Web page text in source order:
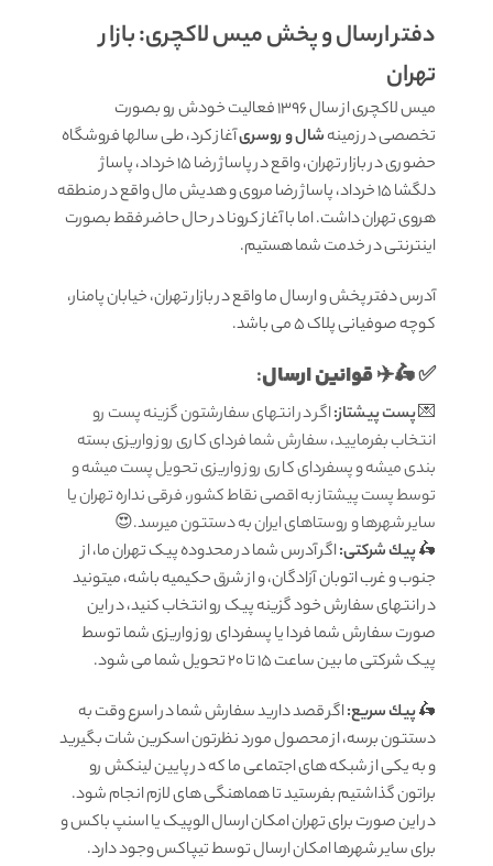
دفتر ارسال و پخش میس لاکچری: بازار
تهران
میس لاکچری از سال 1396 فعالیت خودش رو بصورت
تخصصی در زمینهشال و روسریآغاز کرد، طی سالها فروشگاه
حضوری در بازار تهران، واقع در پاساژ رضا 15 خرداد، پاساژ
دلگشا 15 خرداد، پاساژ رضا مروی و هدیش مال واقع در منطقه
هروی تهران داشت. اما با آغاز کرونا در حال حاضر فقط بصورت
اینترنتی در خدمت شما هستیم.
آدرس دفتر پخش و ارسال ما واقع در بازار تهران، خیابان پامنار،
کوچه صوفیانی پلاک 5 می باشد.
✅ 🛵✈️قوانين ارسال:
💌پست پیشتاز:اگر در انتهای سفارشتون گزینه پست رو
انتخاب بفرمایید، سفارش شما فردای کاری روز واریزی بسته
بندی میشه و پسفردای کاری روز واریزی تحویل پست میشه و
توسط پست پیشتاز به اقصی نقاط کشور، فرقی نداره تهران یا
سایر شهرها و روستاهای ایران به دستتون میرسد.😍
🛵پيك شرکتی:اگر آدرس شما در محدوده پیک تهران ما، از
جنوب و غرب اتوبان آزادگان، و از شرق حکیمیه باشه، میتونید
در انتهای سفارش خود گزینه پیک رو انتخاب کنید، در این
صورت سفارش شما فردا یا پسفردای روز واريزى شما توسط
پیک شرکتی ما بين ساعت ۱۵ تا ٢٠ تحويل شما مى شود.
🛵پيك سریع:اگر قصد دارید سفارش شما در اسرع وقت به
دستتون برسه، از محصول مورد نظرتون اسکرین شات بگیرید
و به یکی از شبکه های اجتماعی ما که در پایین لینکش رو
براتون گذاشتیم بفرستید تا هماهنگی های لازم انجام شود.
در این صورت برای تهران امکان ارسال الوپیک یا اسنپ باکس و
برای سایر شهرها امکان ارسال توسط تیپاکس وجود دارد.